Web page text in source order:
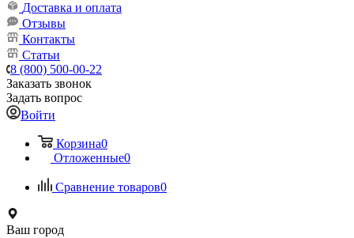
Доставка и оплата
Отзывы
Контакты
Статьи
8 (800) 500-00-22
Заказать звонок
Задать вопрос
Войти
Корзина0
Отложенные0
Сравнение товаров0
Ваш город